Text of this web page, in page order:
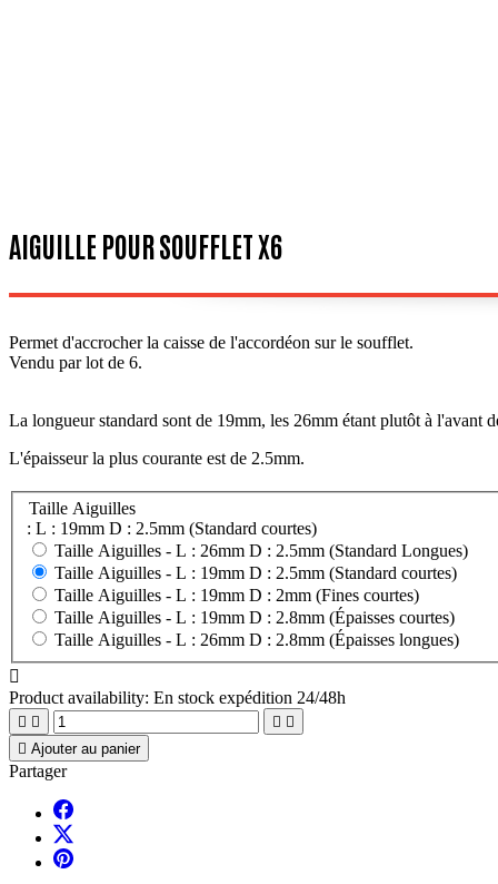
AIGUILLE POUR SOUFFLET X6
Permet d'accrocher la caisse de l'accordéon sur le soufflet.
Vendu par lot de 6.
La longueur standard sont de 19mm, les 26mm étant plutôt à l'avant
L'épaisseur la plus courante est de 2.5mm.
Taille Aiguilles
: L : 19mm D : 2.5mm (Standard courtes)
Taille Aiguilles -
L : 26mm D : 2.5mm (Standard Longues)
Taille Aiguilles -
L : 19mm D : 2.5mm (Standard courtes)
Taille Aiguilles - L : 19mm D : 2mm (Fines courtes)
Taille Aiguilles - L : 19mm D : 2.8mm (Épaisses courtes)
Taille Aiguilles - L : 26mm D : 2.8mm (Épaisses longues)

Product availability: En stock expédition 24/48h
   
 Ajouter au panier
Partager